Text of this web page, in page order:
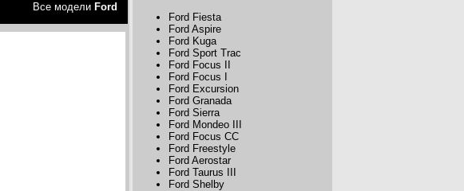
Все модели Ford
Ford Fiesta
Ford Aspire
Ford Kuga
Ford Sport Trac
Ford Focus II
Ford Focus I
Ford Excursion
Ford Granada
Ford Sierra
Ford Mondeo III
Ford Focus CC
Ford Freestyle
Ford Aerostar
Ford Taurus III
Ford Shelby